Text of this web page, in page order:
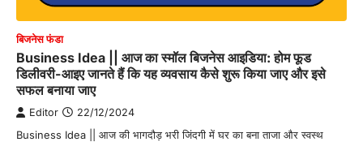
बिजनेस फंडा
Business Idea || आज का स्मॉल बिजनेस आइडिया: होम फूड
डिलीवरी-आइए जानते हैं कि यह व्यवसाय कैसे शुरू किया जाए और इसे
सफल बनाया जाए
Editor 22/12/2024
Business Idea || आज की भागदौड़ भरी जिंदगी में घर का बना ताजा और स्वस्थ